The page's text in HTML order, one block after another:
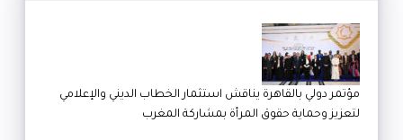
مؤتمر دولي بالقاهرة يناقش استثمار الخطاب الديني والإعلامي
لتعزيز وحماية حقوق المرأة بمشاركة المغرب